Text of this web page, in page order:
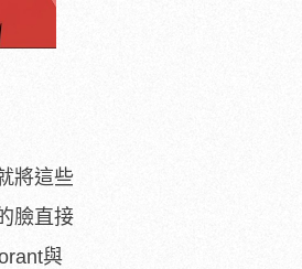
將這些
臉直接
與